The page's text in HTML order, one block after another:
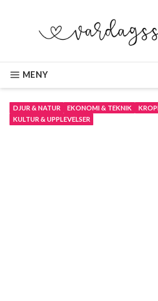
VARDAGSSAKER.SE
MENY
DJUR & NATUR EKONOMI & TEKNIK
KULTUR & UPPLEVELSER